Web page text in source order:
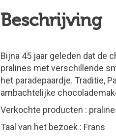
Beschrijving
Bijna 45 jaar geleden dat de
pralines met verschillende
het paradepaardje. Traditie,
ambachtelijke
Verkochte producten :
Taal van het bezoek : Frans